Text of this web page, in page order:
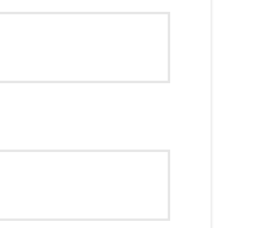
cercano di realizzare
appena si diffonde la